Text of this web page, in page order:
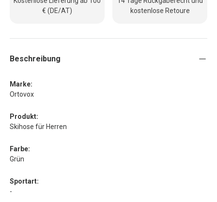
€ (DE/AT)
kostenlose Retoure
Beschreibung
Marke:
Ortovox
Produkt:
Skihose für Herren
Farbe:
Grün
Sportart:
-